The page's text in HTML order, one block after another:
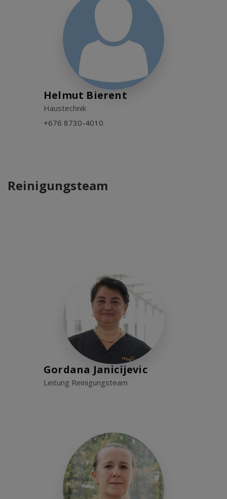
Helmut Bierent
Haustechnik
+676 8730-4010
Reinigungsteam
Gordana Janicijevic
Leitung Reinigungsteam